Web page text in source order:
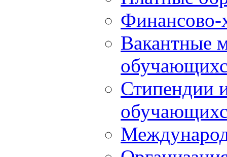
Финансово-
Вакантные
Стипендии